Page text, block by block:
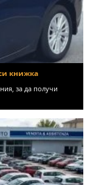
книжка
за да получи